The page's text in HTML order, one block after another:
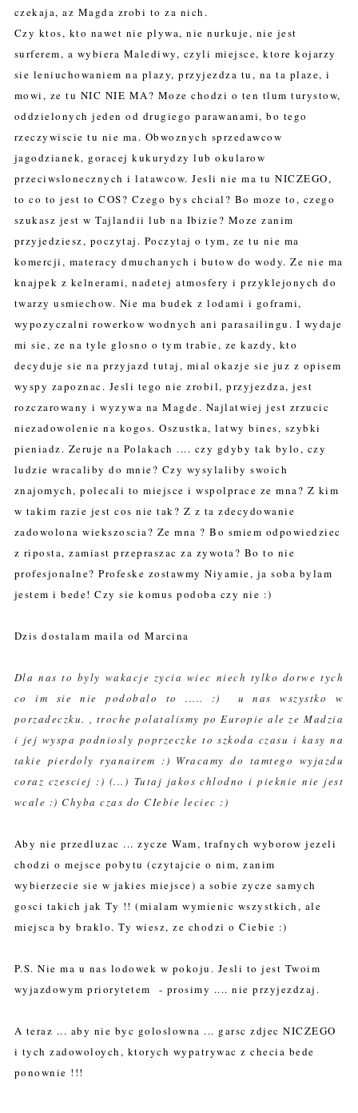
czekaja, az Magda zrobi to za nich.
Czy ktos, kto nawet nie plywa, nie nurkuje, nie jest
surferem, a wybiera Malediwy, czyli miejsce, ktore kojarzy
sie leniuchowaniem na plazy, przyjezdza tu, na ta plaze, i
mowi, ze tu NIC NIE MA? Moze chodzi o ten tlum turystow,
oddzielonych jeden od drugiego parawanami, bo tego
rzeczywiscie tu nie ma. Obwoznych sprzedawcow
jagodzianek, goracej kukurydzy lub okularow
przeciwslonecznych i latawcow. Jesli nie ma tu NICZEGO,
to co to jest to COS? Czego bys chcial? Bo moze to, czego
szukasz jest w Tajlandii lub na Ibizie? Moze zanim
przyjedziesz, poczytaj. Poczytaj o tym, ze tu nie ma
komercji, materacy dmuchanych i butow do wody. Ze nie ma
knajpek z kelnerami, nadetej atmosfery i przyklejonych do
twarzy usmiechow. Nie ma budek z lodami i goframi,
wypozyczalni rowerkow wodnych ani parasailingu. I wydaje
mi sie, ze na tyle glosno o tym trabie, ze kazdy, kto
decyduje sie na przyjazd tutaj, mial okazje sie juz z opisem
wyspy zapoznac. Jesli tego nie zrobil, przyjezdza, jest
rozczarowany i wyzywa na Magde. Najlatwiej jest zrzucic
niezadowolenie na kogos. Oszustka, latwy bines, szybki
pieniadz. Zeruje na Polakach .... czy gdyby tak bylo, czy
ludzie wracaliby do mnie? Czy wysylaliby swoich
znajomych, polecali to miejsce i wspolprace ze mna? Z kim
w takim razie jest cos nie tak? Z z ta zdecydowanie
zadowolona wiekszoscia? Ze mna ? Bo smiem odpowiedziec
z riposta, zamiast przepraszac za zywota? Bo to nie
profesjonalne? Profeske zostawmy Niyamie, ja soba bylam
jestem i bede! Czy sie komus podoba czy nie :)
Dzis dostalam maila od Marcina
Dla nas to byly wakacje zycia wiec niech tylko dorwe tych
co im sie nie podobalo to ..... :) u nas wszystko w
porzadeczku. , troche polatalismy po Europie ale ze Madzia
i jej wyspa podniosly poprzeczke to szkoda czasu i kasy na
takie pierdoly ryanairem :) Wracamy do tamtego wyjazdu
coraz czesciej :) (...) Tutaj jakos chlodno i pieknie nie jest
wcale :) Chyba czas do CIebie leciec :)
Aby nie przedluzac ... zycze Wam, trafnych wyborow jezeli
chodzi o mejsce pobytu (czytajcie o nim, zanim
wybierzecie sie w jakies miejsce) a sobie zycze samych
gosci takich jak Ty !! (mialam wymienic wszystkich, ale
miejsca by braklo. Ty wiesz, ze chodzi o Ciebie :)
P.S. Nie ma u nas lodowek w pokoju. Jesli to jest Twoim
wyjazdowym priorytetem - prosimy .... nie przyjezdzaj.
A teraz ... aby nie byc goloslowna ... garsc zdjec NICZEGO
i tych zadowoloych, ktorych wypatrywac z checia bede
ponownie !!!